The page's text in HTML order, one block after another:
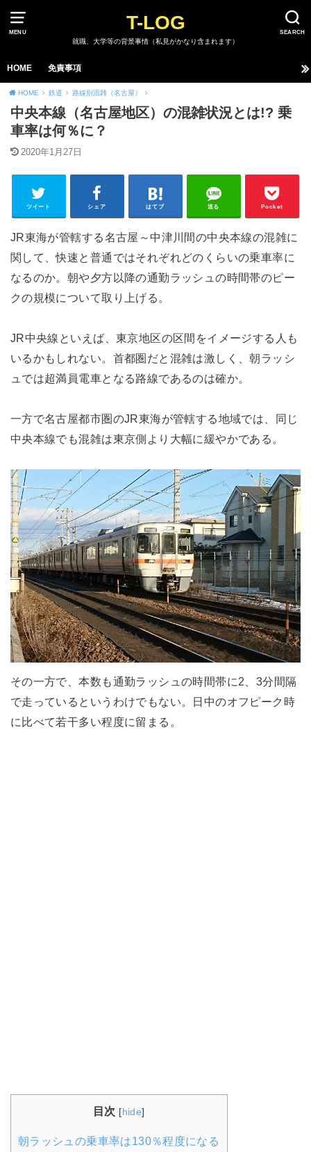
MENU SEARCH
T-LOG
就職、大学等の背景事情（私見がかなり含まれます）
HOME 免責事項
HOME 鉄道 路線別混雑（名古屋）
中央本線（名古屋地区）の混雑状況とは!? 乗
車率は何％に？
2020年1月27日
ツイート シェア はてブ 送る Pocket
JR東海が管轄する名古屋～中津川間の中央本線の混雑に
関して、快速と普通ではそれぞれどのくらいの乗車率に
なるのか。朝や夕方以降の通勤ラッシュの時間帯のピー
クの規模について取り上げる。
JR中央線といえば、東京地区の区間をイメージする人も
いるかもしれない。首都圏だと混雑は激しく、朝ラッシ
ュでは超満員電車となる路線であるのは確か。
一方で名古屋都市圏のJR東海が管轄する地域では、同じ
中央本線でも混雑は東京側より大幅に緩やかである。
その一方で、本数も通勤ラッシュの時間帯に2、3分間隔
で走っているというわけでもない。日中のオフピーク時
に比べて若干多い程度に留まる。
目次 [hide]
朝ラッシュの乗車率は130％程度になる